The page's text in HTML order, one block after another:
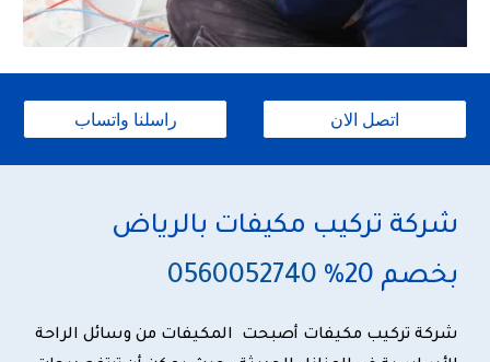
راسلنا واتساب اتصل الان
شركة تركيب مكيفات بالرياض
بخصم 20%
0560052740
شركة تركيب مكيفات أصبحت المكيفات من وسائل الراحة